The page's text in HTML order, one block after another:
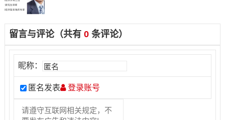
留言与评论（共有 0条评论）
昵称：
匿名发表 登录账号